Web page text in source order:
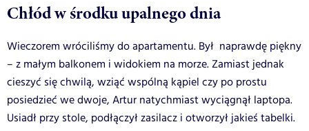
Chłód w środku upalnego dnia
Wieczorem wróciliśmy do apartamentu. Był naprawdę piękny
– z małym balkonem i widokiem na morze. Zamiast jednak
cieszyć się chwilą, wziąć wspólną kąpiel czy po prostu
posiedzieć we dwoje, Artur natychmiast wyciągnął laptopa.
Usiadł przy stole, podłączył zasilacz i otworzył jakieś tabelki.